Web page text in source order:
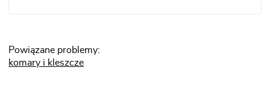
Powiązane problemy:
komary i kleszcze